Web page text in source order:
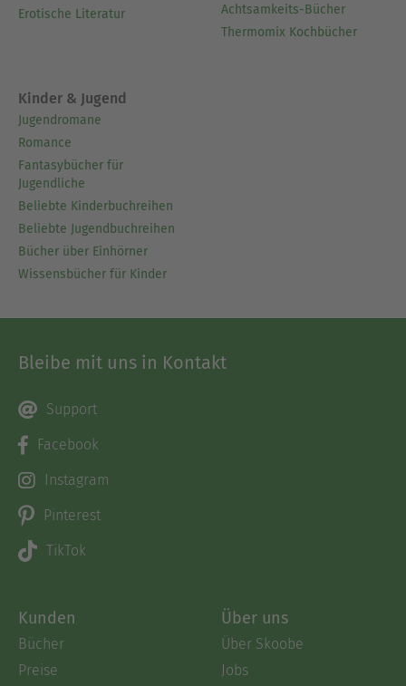
Erotische Literatur
Achtsamkeits-Bücher
Thermomix Kochbücher
Kinder & Jugend
Jugendromane
Romance
Fantasybücher für
Jugendliche
Beliebte Kinderbuchreihen
Beliebte Jugendbuchreihen
Bücher über Einhörner
Wissensbücher für Kinder
Bleibe mit uns in Kontakt
Support
Facebook
Instagram
Pinterest
TikTok
Kunden
Bücher
Preise
Über uns
Über Skoobe
Jobs